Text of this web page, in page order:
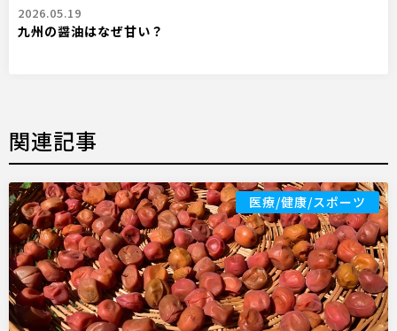
2026.05.19
九州の醤油はなぜ甘い？
関連記事
医療/健康/スポーツ